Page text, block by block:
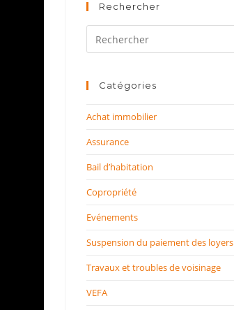
Rechercher
Rechercher
sur
siteCatégories
Achat immobilier
Assurance
Bail d’habitation
Copropriété
Evénements
Suspension du paiement des loyers
Travaux et troubles de voisinage
VEFA